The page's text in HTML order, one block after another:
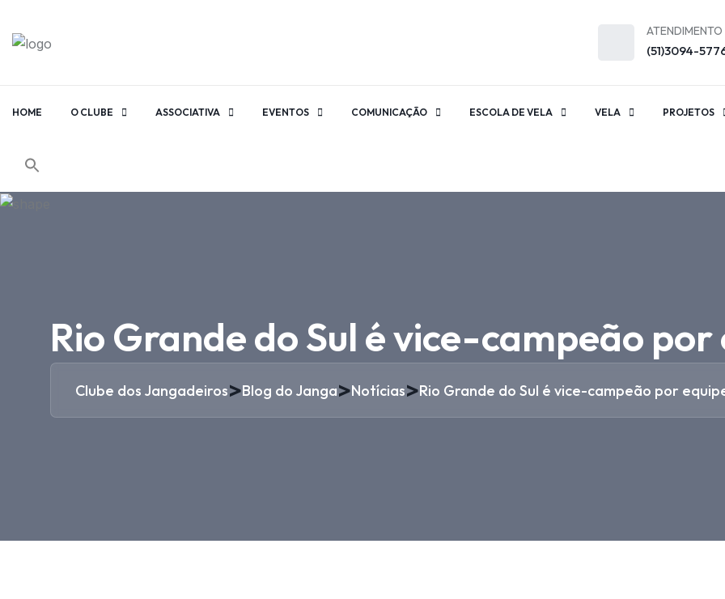
ATENDIMENTO
(51)3094-
HOME O CLUBE ASSOCIATIVA EVENTOS COMUNICAÇÃO ESCOLA DE VELA VELA PROJETOS
Rio Grande do Sul é vice-campeão por
Clube dos Jangadeiros>Blog do Janga>Notícias>Rio Grande do Sul é vice-campeão por